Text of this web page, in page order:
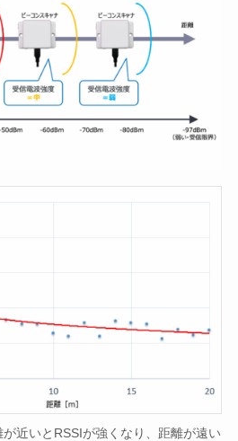
近いとRSSIが強くなり、距離が遠い